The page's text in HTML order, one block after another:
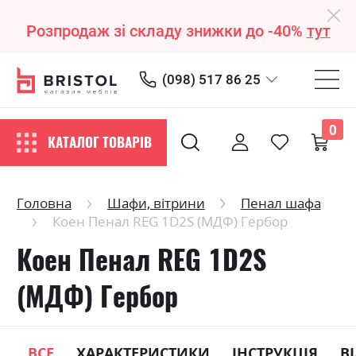
Розпродаж зі складу знижки до -40% тут
(098) 517 86 25
КАТАЛОГ ТОВАРІВ
0
Головна Шафи, вітрини
Пенал шафа
Коен Пенал REG 1D2S (МДФ) Гербор
Коен Пенал REG 1D2S
(МДФ) Гербор